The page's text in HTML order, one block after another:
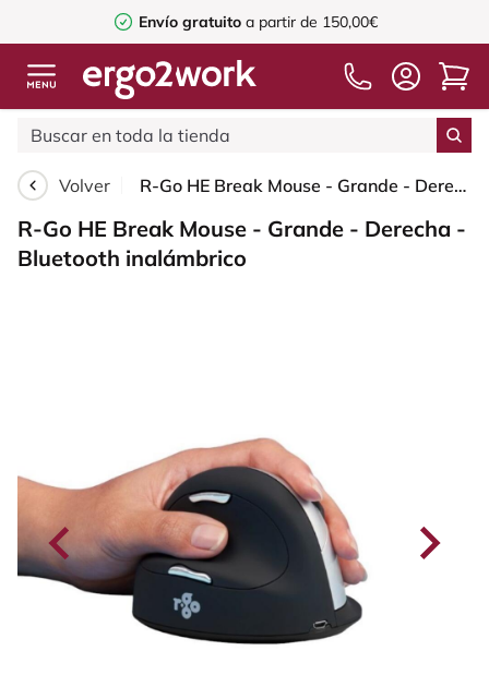
Envío gratuito a partir de 150,00€
Volver R-Go HE Break Mouse - Grande - Derecha - Bluetooth inalámbrico
R-Go HE Break Mouse - Grande - Derecha -
Bluetooth inalámbrico